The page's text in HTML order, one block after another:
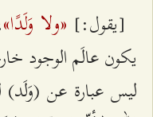
[يقول:] «ولا وَلَدًا»
يكون عالَم الوجود
ليس عبارة عن